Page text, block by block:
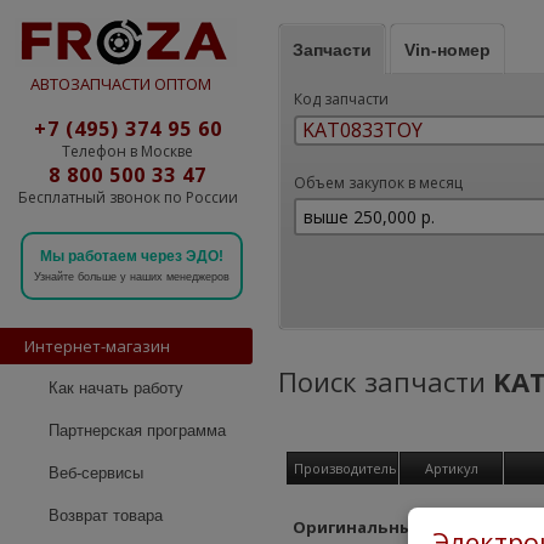
АВТОЗАПЧАСТИ ОПТОМ
+7 (495) 374 95 60
Телефон в Москве
8 800 500 33 47
Бесплатный звонок по России
Мы работаем через ЭДО!
Узнайте больше у наших менеджеров
Интернет-магазин
Как начать работу
Партнерская программа
Веб-сервисы
Возврат товара
Запчасти Vin-номер
Код запчасти
Объем закупок в месяц
Поиск запчасти
Производитель Артикул
Оригинальные детали